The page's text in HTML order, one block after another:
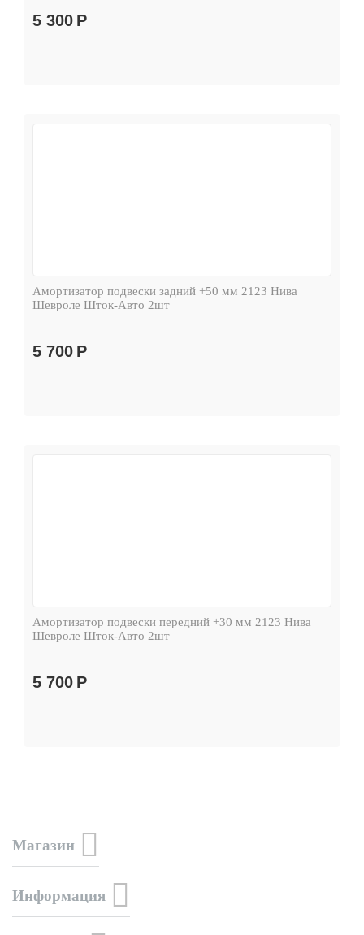
5 300 Р
Амортизатор подвески задний +50 мм 2123 Нива
Шевроле Шток-Авто 2шт
5 700 Р
Амортизатор подвески передний +30 мм 2123 Нива
Шевроле Шток-Авто 2шт
5 700 Р
Магазин
Информация